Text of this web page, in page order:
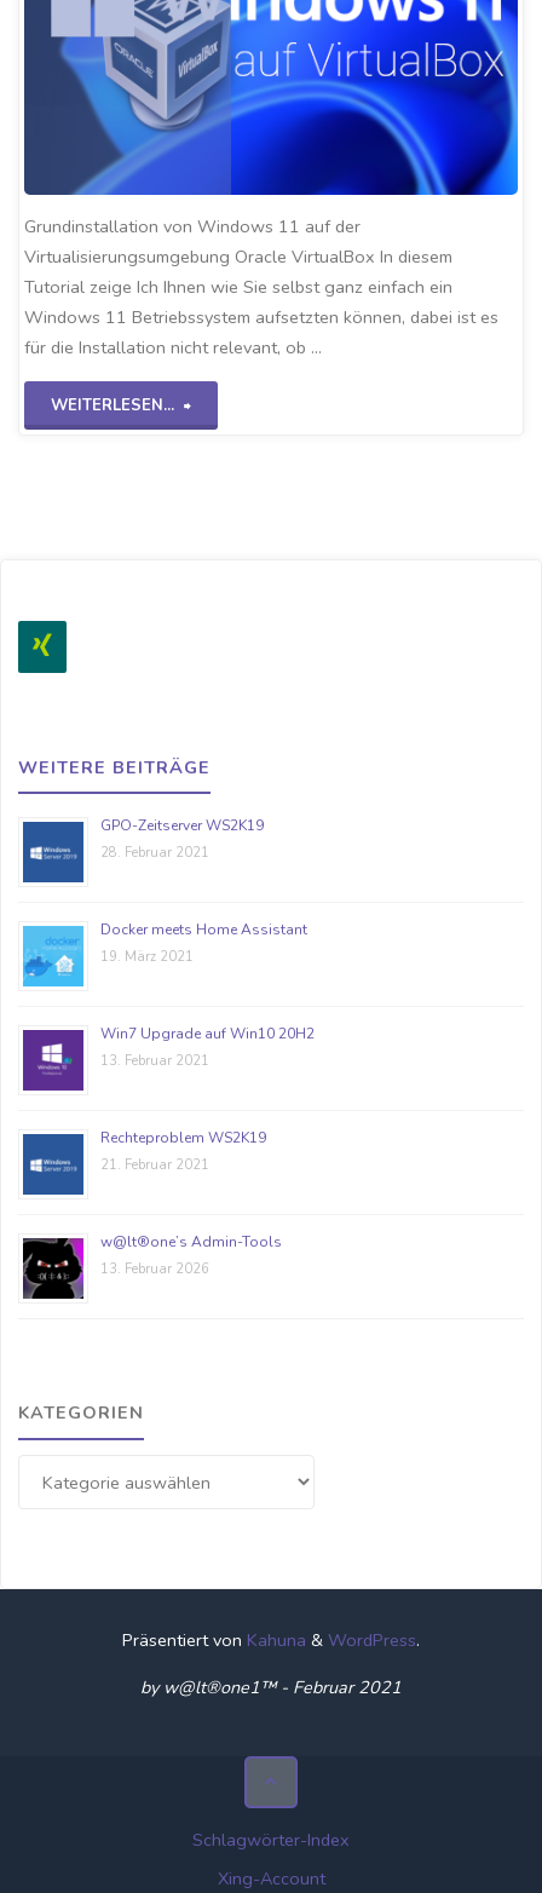
Grundinstallation von Windows 11 auf der
Virtualisierungsumgebung Oracle VirtualBox In diesem
Tutorial zeige Ich Ihnen wie Sie selbst ganz einfach ein
Windows 11 Betriebssystem aufsetzten können, dabei ist es
für die Installation nicht relevant, ob …
WEITERLESEN...
"Windows
WEITERE BEITRÄGE
GPO-Zeitserver WS2K19
28. Februar 2021
Docker meets Home Assistant
19. März 2021
Win7 Upgrade auf Win10 20H2
13. Februar 2021
Rechteproblem WS2K19
21. Februar 2021
w@lt®one’s Admin-Tools
13. Februar 2026
KATEGORIEN
Präsentiert von Kahuna & WordPress.
by w@lt®one1™ - Februar 2021
Schlagwörter-Index
Xing-Account